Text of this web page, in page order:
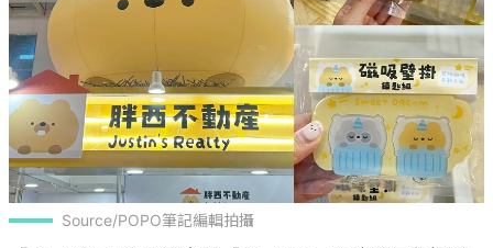
Source/POPO筆記編輯拍攝